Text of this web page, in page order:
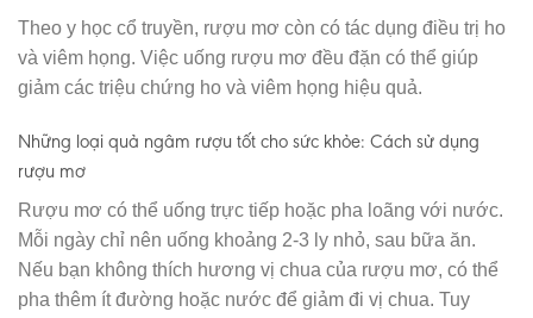
Theo y học cổ truyền, rượu mơ còn có tác dụng điều trị ho
và viêm họng. Việc uống rượu mơ đều đặn có thể giúp
giảm các triệu chứng ho và viêm họng hiệu quả.
Những loại quả ngâm rượu tốt cho sức khỏe: Cách sử dụng
rượu mơ
Rượu mơ có thể uống trực tiếp hoặc pha loãng với nước.
Mỗi ngày chỉ nên uống khoảng 2-3 ly nhỏ, sau bữa ăn.
Nếu bạn không thích hương vị chua của rượu mơ, có thể
pha thêm ít đường hoặc nước để giảm đi vị chua. Tuy